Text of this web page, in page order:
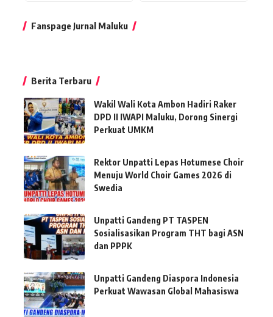
Fanspage Jurnal Maluku
Berita Terbaru
Wakil Wali Kota Ambon Hadiri Raker
DPD II IWAPI Maluku, Dorong Sinergi
Perkuat UMKM
Rektor Unpatti Lepas Hotumese Choir
Menuju World Choir Games 2026 di
Swedia
Unpatti Gandeng PT TASPEN
Sosialisasikan Program THT bagi ASN
dan PPPK
Unpatti Gandeng Diaspora Indonesia
Perkuat Wawasan Global Mahasiswa